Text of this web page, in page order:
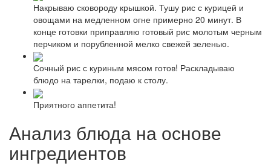
Накрываю сковороду крышкой. Тушу рис с курицей и
овощами на медленном огне примерно 20 минут. В
конце готовки приправляю готовый рис молотым черным
перчиком и порубленной мелко свежей зеленью.
Сочный рис с куриным мясом готов! Раскладываю
блюдо на тарелки, подаю к столу.
Приятного аппетита!
Анализ блюда на основе
ингредиентов